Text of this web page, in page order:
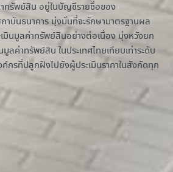
าทรัพย์สิน อยู่ในบัญชีรายชื่อของ
บันธนาคาร มุ่งมั่นที่จะรักษามาตรฐานผล
มินมูลค่าทรัพย์สินอย่างต่อเนื่อง มุ่งหวังยก
มูลค่าทรัพย์สิน ในประเทศไทยเทียบเท่าระดับ
รที่ปลูกฝังไปยังผู้ประเมินราคาในสังกัดทุก